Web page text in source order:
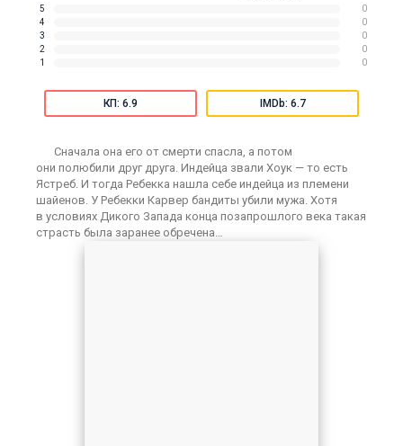
5
0
4
0
3
0
2
0
1
0
КП: 6.9 IMDb: 6.7
Сначала она его от смерти спасла, а потом
они полюбили друг друга. Индейца звали Хоук — то есть
Ястреб. И тогда Ребекка нашла себе индейца из племени
шайенов. У Ребекки Карвер бандиты убили мужа. Хотя
в условиях Дикого Запада конца позапрошлого века такая
страсть была заранее обречена…